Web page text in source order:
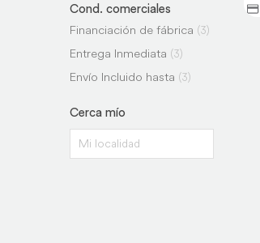
Cond. comerciales
Financiación de fábrica (3)
Entrega Inmediata (3)
Envío Incluido hasta (3)
Cerca mío